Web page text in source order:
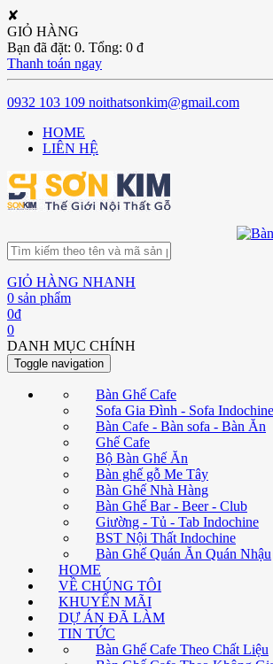
✘
GIỎ HÀNG
Bạn đã đặt: 0. Tổng: 0 đ
Thanh toán ngay
0932 103 109 noithatsonkim@gmail.com
HOME
LIÊN HỆ
GIỎ HÀNG NHANH
0 sản phẩm
0đ
0
DANH MỤC CHÍNH
Toggle navigation
Bàn Ghế Cafe
Sofa Gia Đình - Sofa Indochine
Bàn Cafe - Bàn sofa - Bàn Ăn
Ghế Cafe
Bộ Bàn Ghế Ăn
Bàn ghế gỗ Me Tây
Bàn Ghế Nhà Hàng
Bàn Ghế Bar - Beer - Club
Giường - Tủ - Tab Indochine
BST Nội Thất Indochine
Bàn Ghế Quán Ăn Quán Nhậu
HOME
VỀ CHÚNG TÔI
KHUYẾN MÃI
DỰ ÁN ĐÃ LÀM
TIN TỨC
Bàn Ghế Cafe Theo Chất Liệu